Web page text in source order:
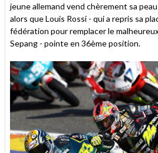
jeune allemand vend chèrement sa
alors que Louis Rossi - qui a repris sa
fédération pour remplacer le
Sepang - pointe en 36ème position.